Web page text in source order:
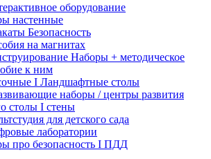
оборудование
настенные
Безопасность
на магнитах
Наборы + методическое
к ним
I Ландшафтные столы
наборы / центры развития
столы I стены
для детского сада
лаборатории
про безопасность I ПДД